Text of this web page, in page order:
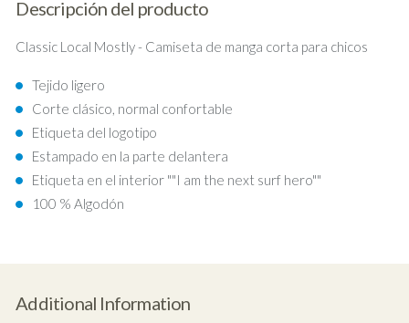
Descripción del producto
Classic Local Mostly - Camiseta de manga corta para chicos
Tejido ligero
Corte clásico, normal confortable
Etiqueta del logotipo
Estampado en la parte delantera
Etiqueta en el interior ""I am the next surf hero""
100 % Algodón
Additional Information